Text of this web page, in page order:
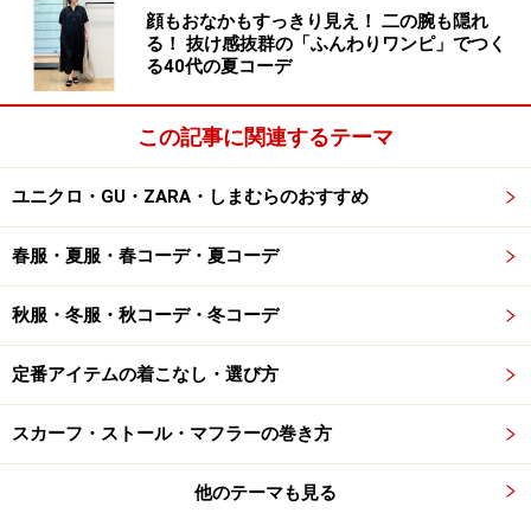
です。小雨程度の水をはじく撥水加工がされていて、汚
れにも強く、今の時期は花粉から身を守るのにも役立っ
てくれそうです。
UPF50+の紫外線カット効果があり、フードの部分には
プ。携帯時に便利な収納袋もついていて、ホワイト、グ
レー、ブラック、ピンク、グリーン、写真のブルーの計
スポーティーなアウターを大人っぽく着たいときには、
黒や白などのモノトーンカラーから選ぶとカジュアル度
顔もおなかもすっきり見え！ 二の腕も隠れ
る！ 抜け感抜群の「ふんわりワンピ」でつく
る40代の夏コーデ
この記事に関連するテーマ
ユニクロ・GU・ZARA・しまむらのおすすめ
春服・夏服・春コーデ・夏コーデ
秋服・冬服・秋コーデ・冬コーデ
定番アイテムの着こなし・選び方
スカーフ・ストール・マフラーの巻き方
他のテーマも見る